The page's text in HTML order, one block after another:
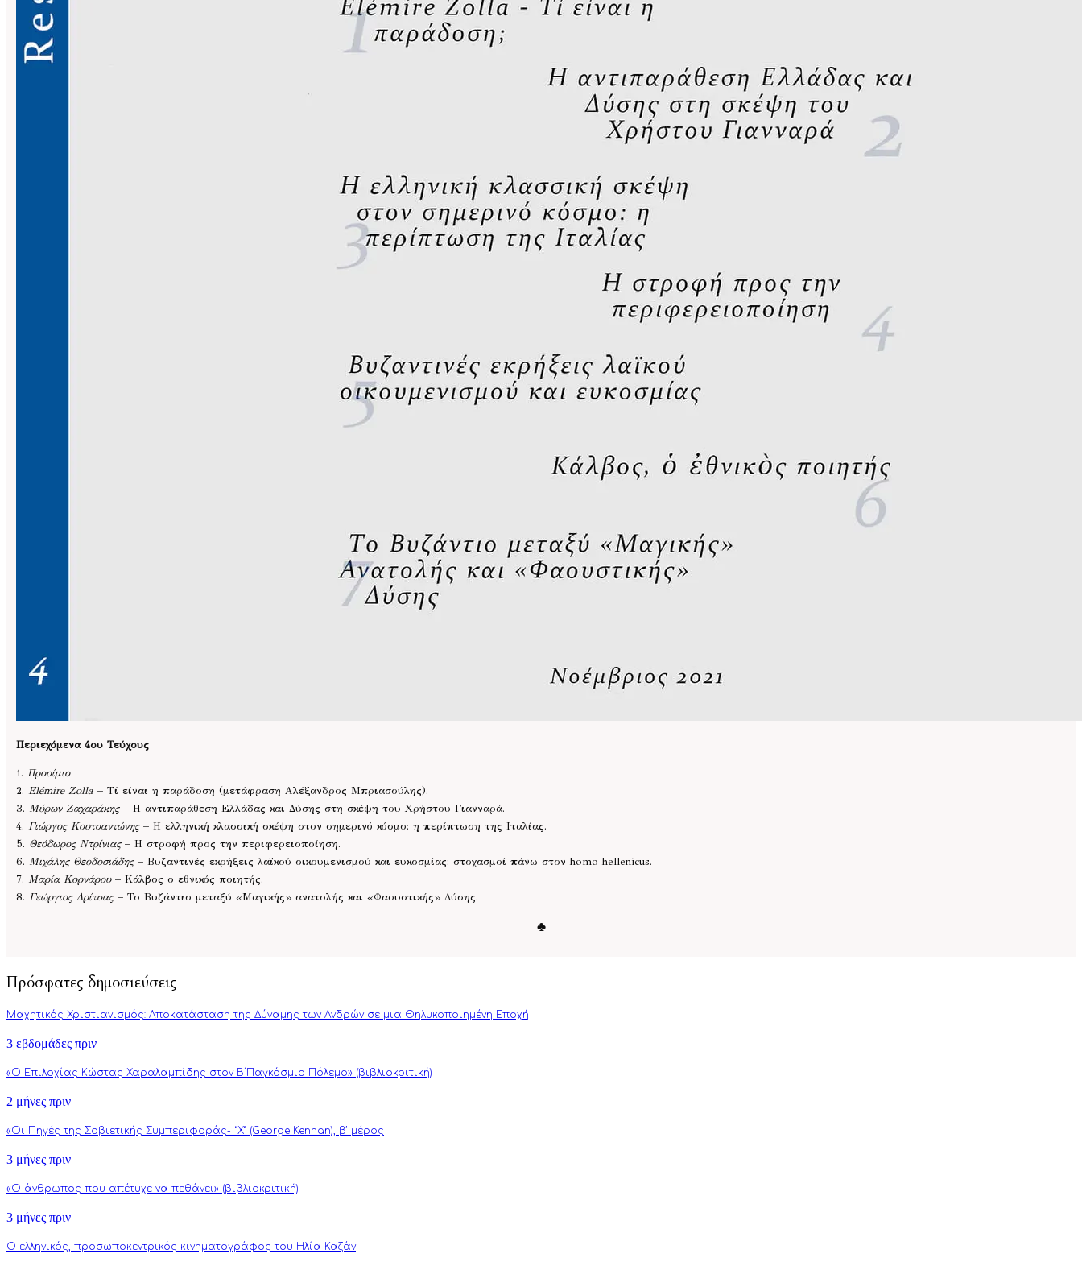
Περιεχόμενα 4ου Τεύχους
1. Προοίμιο
2. Elémire Zolla – Τί είναι η παράδοση (μετάφραση Αλέξανδρος Μπριασούλης).
3. Μύρων Ζαχαράκης– Η αντιπαράθεση Ελλάδας και Δύσης στη σκέψη του Χρήστου Γιανναρά.
4. Γιώργος Κουτσαντώνης– Η ελληνική κλασσική σκέψη στον σημερινό κόσμο: η περίπτωση της Ιταλίας.
5. Θεόδωρος Ντρίνιας– Η στροφή προς την περιφερειοποίηση.
6. Μιχάλης Θεοδοσιάδης– Βυζαντινές εκρήξεις λαϊκού οικουμενισμού και ευκοσμίας: στοχασμοί πάνω στον homo hellenicus.
7. Μαρία Κορνάρου– Κάλβος ο εθνικός ποιητής.
8. Γεώργιος Δρίτσας– Το Βυζάντιο μεταξύ «Μαγικής» ανατολής και «Φαουστικής» Δύσης.
♣
Πρόσφατες δημοσιεύσεις
Μαχητικός Χριστιανισμός: Αποκατάσταση της Δύναμης των Ανδρών σε μια Θηλυκοποιημένη Εποχή
3 εβδομάδες πριν
«Ο Επιλοχίας Κώστας Χαραλαμπίδης στον Β΄Παγκόσμιο Πόλεμο» (βιβλιοκριτική)
2 μήνες πριν
«Οι Πηγές της Σοβιετικής Συμπεριφοράς- “Χ” (George Kennan), β’ μέρος
3 μήνες πριν
«Ο άνθρωπος που απέτυχε να πεθάνει» (βιβλιοκριτική)
3 μήνες πριν
Ο ελληνικός, προσωποκεντρικός κινηματογράφος του Ηλία Καζάν